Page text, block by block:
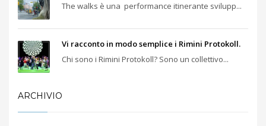
The walks è una performance itinerante svilupp...
Vi racconto in modo semplice i Rimini Protokoll.
Chi sono i Rimini Protokoll? Sono un collettivo...
ARCHIVIO